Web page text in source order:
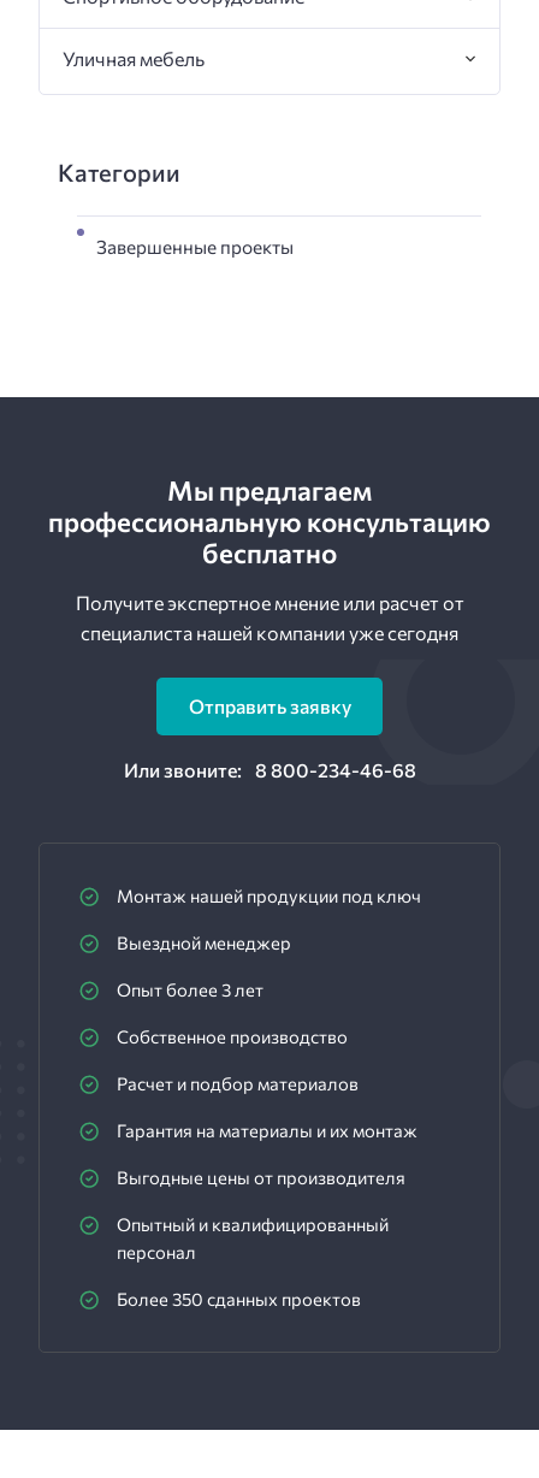
Уличная мебель
Категории
Завершенные проекты
Мы предлагаем
профессиональную консультацию
бесплатно
Получите экспертное мнение или расчет от
специалиста нашей компании уже сегодня
Отправить заявку
Или звоните: 8 800-234-46-68
Монтаж нашей продукции под ключ
Выездной менеджер
Опыт более 3 лет
Собственное производство
Расчет и подбор материалов
Гарантия на материалы и их монтаж
Выгодные цены от производителя
Опытный и квалифицированный
персонал
Более 350 сданных проектов